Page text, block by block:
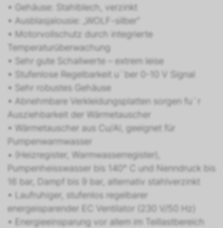
• Gehäuse: Stahlblech, verzinkt
• Ausblasjalousie: „WOLF-silber“
• Motorvollschutz durch integrierte
Temperaturüberwachung
• Sehr gute Schallwerte – extrem leise
• Stufenlose Regelbarkeit u¨ber 0-10 V Signal
• Sehr robustes Gehäuse
• Abnehmbare Verkleidungsplatten sorgen fu¨r
Ausziehbarkeit der Wärmetauscher
• Wärmetauscher aus Cu/Al, geeignet für
Pumpenwarmwasser
• (Heizregister, Warmwasserregister),
Pumpenheisswasser bis 140° C und Nenndruck bis
16 bar, Dampf bis 9 bar, alternativ stahlverzinkt
• Laufruhiger, stufenlos regelbarer
energeisparender EC Ventilator (230 V/50 Hz)
• Energieeinsparung vor allem im Teillastbereich